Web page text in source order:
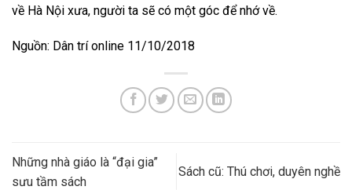
về Hà Nội xưa, người ta sẽ có một góc để nhớ về.
Nguồn: Dân trí online 11/10/2018
Những nhà giáo là “đại gia”
sưu tầm sách
Sách cũ: Thú chơi, duyên nghề